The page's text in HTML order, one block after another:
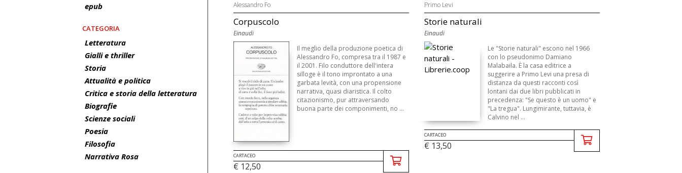
epub
CATEGORIA
Letteratura
Gialli e thriller
Storia
Attualità e politica
Critica e storia della letteratura
Biografie
Scienze sociali
Poesia
Filosofia
Narrativa Rosa
Alessandro Fo
Corpuscolo
Einaudi
Il meglio della produzione poetica di
Alessandro Fo, compresa tra il 1987 e
il 2001. Filo conduttore dell'intera
silloge è il tono improntato a una
garbata levità, con una propensione
narrativa, quasi diaristica. Il colto
citazionismo, pur attraversando
buona parte dei componimenti, no ...
CARTACEO
€ 12,50
Primo Levi
Storie naturali
Einaudi
Le "Storie naturali" escono nel 1966
con lo pseudonimo Damiano
Malabaila. È la casa editrice a
suggerire a Primo Levi una presa di
distanza da questi racconti così
lontani dai due libri pubblicati in
precedenza: "Se questo è un uomo" e
"La tregua". Lungimirante, tuttavia, è
Calvino nel ...
CARTACEO
€ 13,50